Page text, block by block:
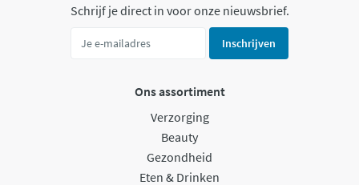
Schrijf je direct in voor onze nieuwsbrief.
Inschrijven
Ons assortiment
Verzorging
Beauty
Gezondheid
Eten & Drinken